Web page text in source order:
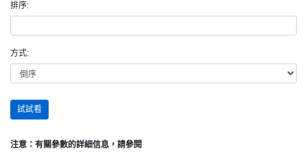
排序:
方式:
試試看
注意：有關參數的詳細信息，請參閱